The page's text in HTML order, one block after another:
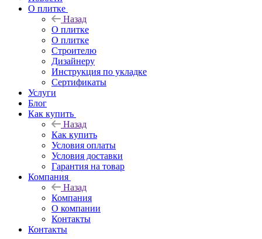
О плитке
Назад
О плитке
О плитке
Строителю
Дизайнеру
Инструкция по укладке
Сертификаты
Услуги
Блог
Как купить
Назад
Как купить
Условия оплаты
Условия доставки
Гарантия на товар
Компания
Назад
Компания
О компании
Контакты
Контакты